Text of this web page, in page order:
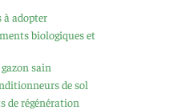
adopter
biologiques et
sain
de sol
de régénération